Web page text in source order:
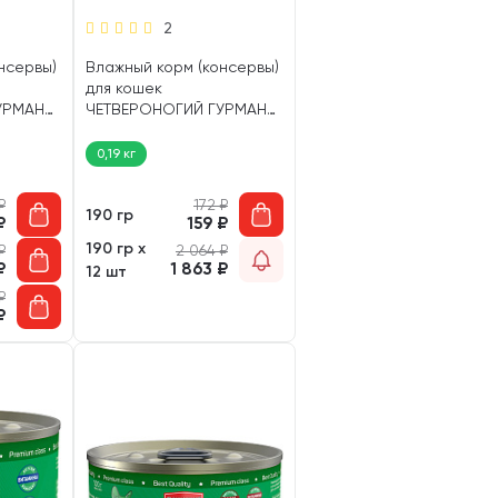
2
Влажный корм (консервы)
для кошек
ЧЕТВЕРОНОГИЙ ГУРМАН
0,19 кг
190 гр
172₽
159 ₽
190 гр х
12 шт
2 064₽
1 863 ₽